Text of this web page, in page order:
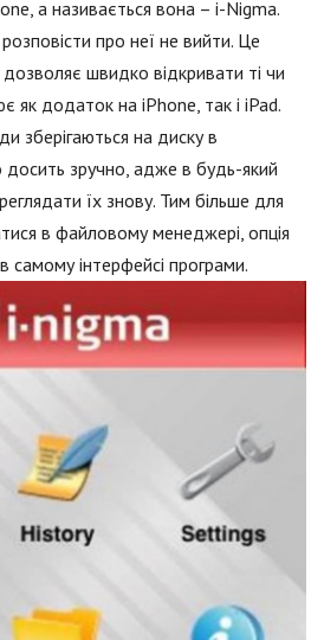
а називається вона – i-Nigma.
про неї не вийти. Це
швидко відкривати ті чи
як додаток на iPhone, так і iPad.
зберігаються на диску в
досить зручно, адже в будь-який
їх знову. Тим більше для
в файловому менеджері, опція
самому інтерфейсі програми.